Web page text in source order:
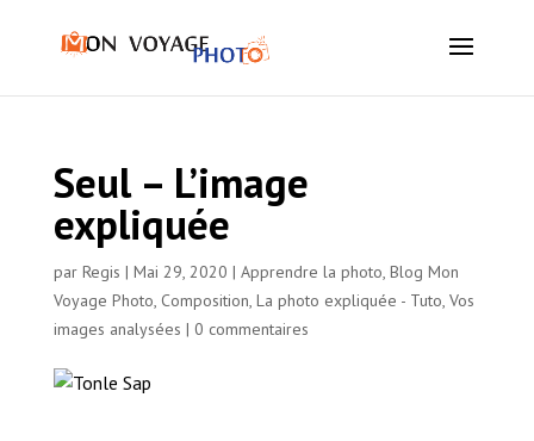
Seul – L’image
expliquée
par Regis | Mai 29, 2020 | Apprendre la photo, Blog Mon
Voyage Photo, Composition, La photo expliquée - Tuto, Vos
images analysées | 0 commentaires